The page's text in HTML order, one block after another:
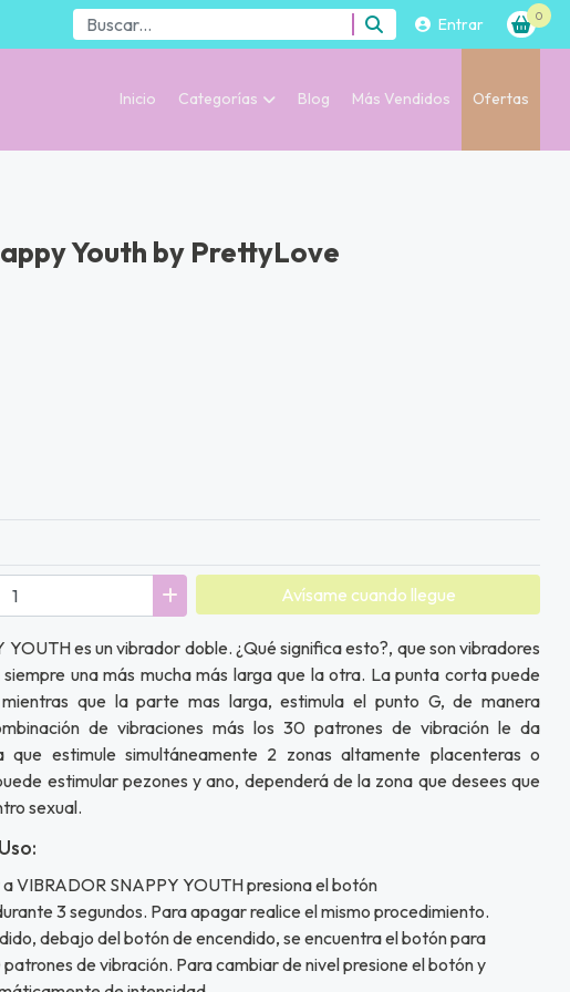
Entrar 0
Inicio Categorías Blog Más Vendidos Ofertas
Youth by PrettyLove
Avísame cuando llegue
YOUTH es un vibrador doble. ¿Qué significa esto?, que son vibradores
una más mucha más larga que la otra. La punta corta puede
que la parte mas larga, estimula el punto G, de manera
de vibraciones más los 30 patrones de vibración le da
que estimule simultáneamente 2 zonas altamente placenteras o
estimular pezones y ano, dependerá de la zona que desees que
sexual.
VIBRADOR SNAPPY YOUTH presiona el botón
3 segundos. Para apagar realice el mismo procedimiento.
debajo del botón de encendido, se encuentra el botón para
de vibración. Para cambiar de nivel presione el botón y